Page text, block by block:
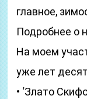
главное,
Подробнее о
На моем
уже лет
• ‘Злато